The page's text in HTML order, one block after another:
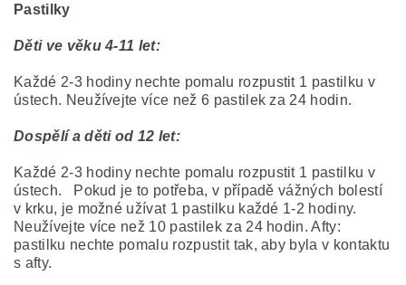
Pastilky
Děti ve věku 4-11 let:
Každé 2-3 hodiny nechte pomalu rozpustit 1 pastilku v
ústech. Neužívejte více než 6 pastilek za 24 hodin.
Dospělí a děti od 12 let:
Každé 2-3 hodiny nechte pomalu rozpustit 1 pastilku v
ústech. Pokud je to potřeba, v případě vážných bolestí
v krku, je možné užívat 1 pastilku každé 1-2 hodiny.
Neužívejte více než 10 pastilek za 24 hodin. Afty:
pastilku nechte pomalu rozpustit tak, aby byla v kontaktu
s afty.